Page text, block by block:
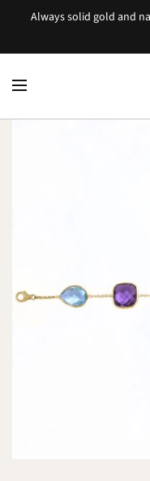
Always solid gold and